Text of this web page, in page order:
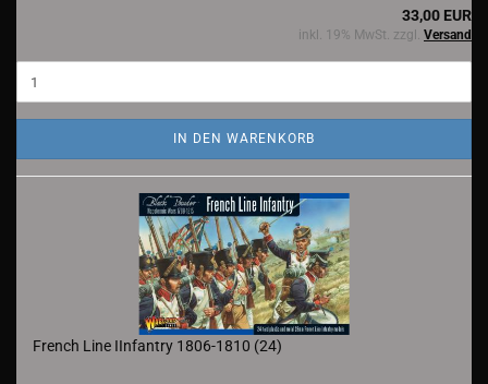
33,00 EUR
inkl. 19% MwSt. zzgl. Versand
IN DEN WARENKORB
French Line IInfantry 1806-1810 (24)